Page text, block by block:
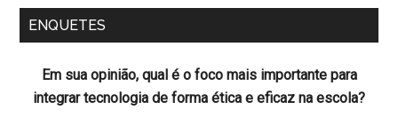
ENQUETES
Em sua opinião, qual é o foco mais importante para
integrar tecnologia de forma ética e eficaz na escola?